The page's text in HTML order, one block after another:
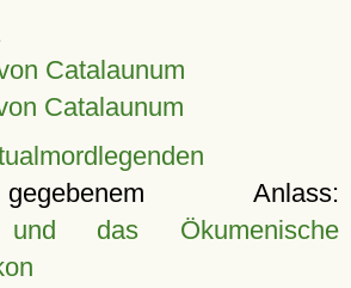
Catalaunum
Catalaunum
Anlass:
und das Ökumenische